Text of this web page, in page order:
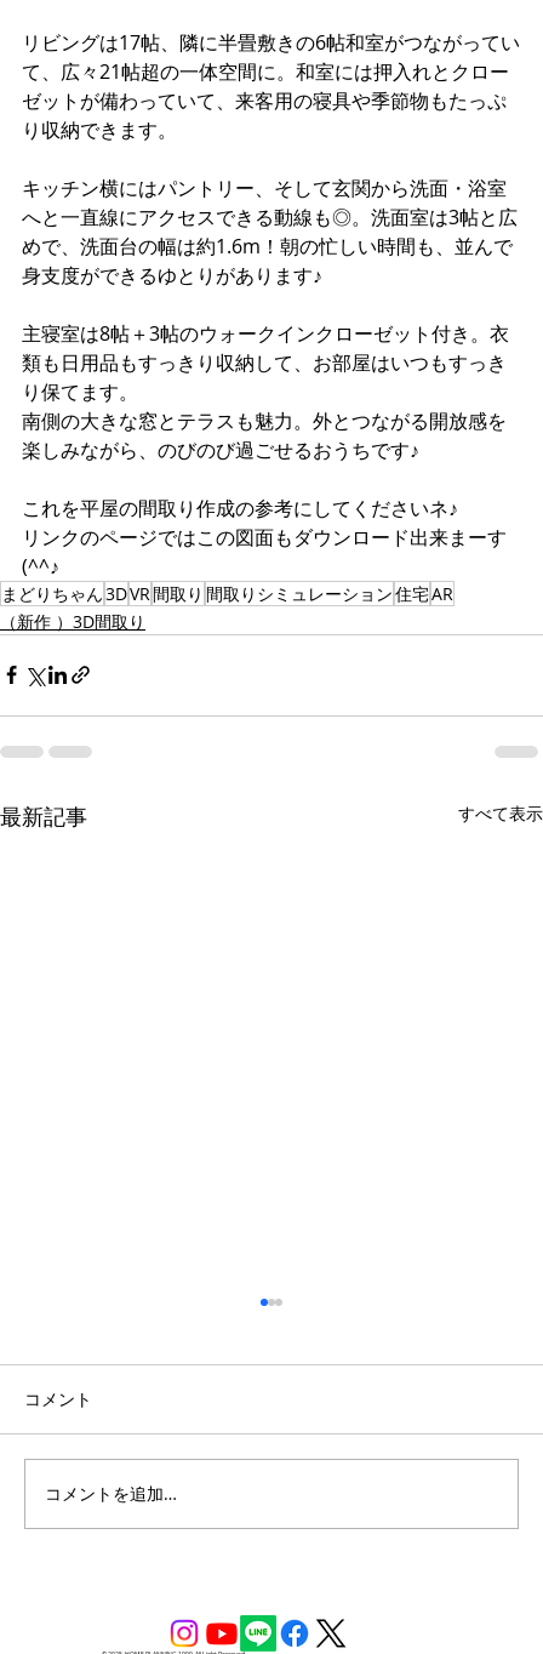
リビングは17帖、隣に半畳敷きの6帖和室がつながってい
て、広々21帖超の一体空間に。和室には押入れとクロー
ゼットが備わっていて、来客用の寝具や季節物もたっぷ
り収納できます。
キッチン横にはパントリー、そして玄関から洗面・浴室
へと一直線にアクセスできる動線も◎。洗面室は3帖と広
めで、洗面台の幅は約1.6m！朝の忙しい時間も、並んで
身支度ができるゆとりがあります♪
主寝室は8帖＋3帖のウォークインクローゼット付き。衣
類も日用品もすっきり収納して、お部屋はいつもすっき
り保てます。
南側の大きな窓とテラスも魅力。外とつながる開放感を
楽しみながら、のびのび過ごせるおうちです♪
これを平屋の間取り作成の参考にしてくださいネ♪
リンクのページではこの図面もダウンロード出来まーす
(^^♪
まどりちゃん3DVR間取り 間取りシミュレーション住宅AR
（新作 ）3D間取り
最新記事 すべて表示
コメント
コメントを追加…